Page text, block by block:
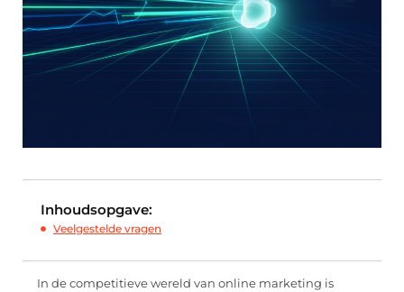
Inhoudsopgave:
Veelgestelde vragen
In de competitieve wereld van online marketing is